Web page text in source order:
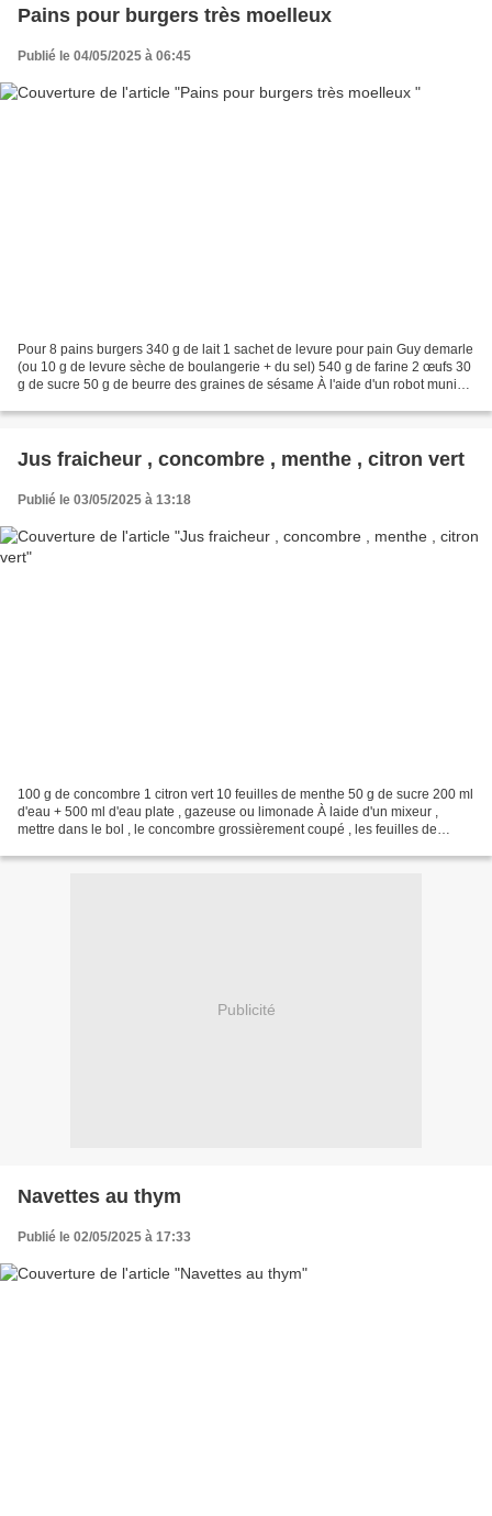
Pains pour burgers très moelleux
Publié le 04/05/2025 à 06:45
Pour 8 pains burgers 340 g de lait 1 sachet de levure pour pain Guy demarle
(ou 10 g de levure sèche de boulangerie + du sel) 540 g de farine 2 œufs 30
g de sucre 50 g de beurre des graines de sésame À l'aide d'un robot muni
Jus fraicheur , concombre , menthe , citron vert
Publié le 03/05/2025 à 13:18
100 g de concombre 1 citron vert 10 feuilles de menthe 50 g de sucre 200 ml
d'eau + 500 ml d'eau plate , gazeuse ou limonade À laide d'un mixeur ,
mettre dans le bol , le concombre grossièrement coupé , les feuilles de
Publicité
Navettes au thym
Publié le 02/05/2025 à 17:33